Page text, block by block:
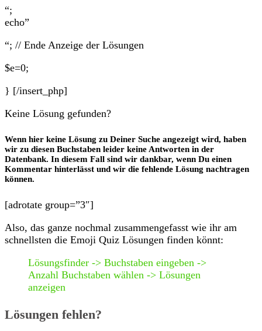
“;
echo”
“; // Ende Anzeige der Lösungen
$e=0;
} [/insert_php]
Keine Lösung gefunden?
Wenn hier keine Lösung zu Deiner Suche angezeigt wird, haben
wir zu diesen Buchstaben leider keine Antworten in der
Datenbank. In diesem Fall sind wir dankbar, wenn Du einen
Kommentar hinterlässt und wir die fehlende Lösung nachtragen
können.
[adrotate group=”3″]
Also, das ganze nochmal zusammengefasst wie ihr am
schnellsten die Emoji Quiz Lösungen finden könnt:
Lösungsfinder -> Buchstaben eingeben ->
Anzahl Buchstaben wählen -> Lösungen
anzeigen
Lösungen fehlen?